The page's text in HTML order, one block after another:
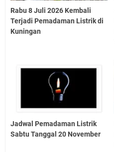
Rabu 8 Juli 2026 Kembali
Terjadi Pemadaman Listrik di
Kuningan
Jadwal Pemadaman Listrik
Sabtu Tanggal 20 November